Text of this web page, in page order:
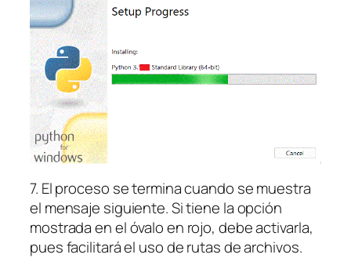
7. El proceso se termina cuando se muestra
el mensaje siguiente. Si tiene la opción
mostrada en el óvalo en rojo, debe activarla,
pues facilitará el uso de rutas de archivos.